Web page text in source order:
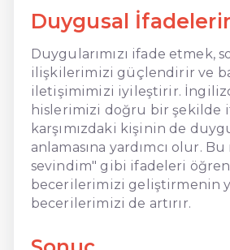
Duygusal
Duygularımızı ifade etmek,
ilişkilerimizi güçlendirir ve
iletişimimizi iyileştirir.
hislerimizi doğru bir şekilde
karşımızdaki kişinin de
anlamasına yardımcı olur.
sevindim" gibi ifadeleri
becerilerimizi geliştirmenin
becerilerimizi de artırır.